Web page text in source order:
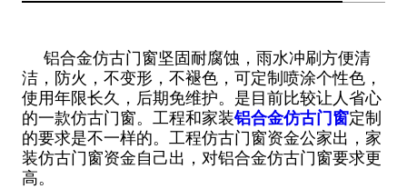
铝合金仿古门窗坚固耐腐蚀，雨水冲刷方便清
洁，防火，不变形，不褪色，可定制喷涂个性色，
使用年限长久，后期免维护。是目前比较让人省心
的一款仿古门窗。工程和家装铝合金仿古门窗定制
的要求是不一样的。工程仿古门窗资金公家出，家
装仿古门窗资金自己出，对铝合金仿古门窗要求更
高。